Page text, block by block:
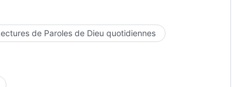
de Paroles de Dieu quotidiennes